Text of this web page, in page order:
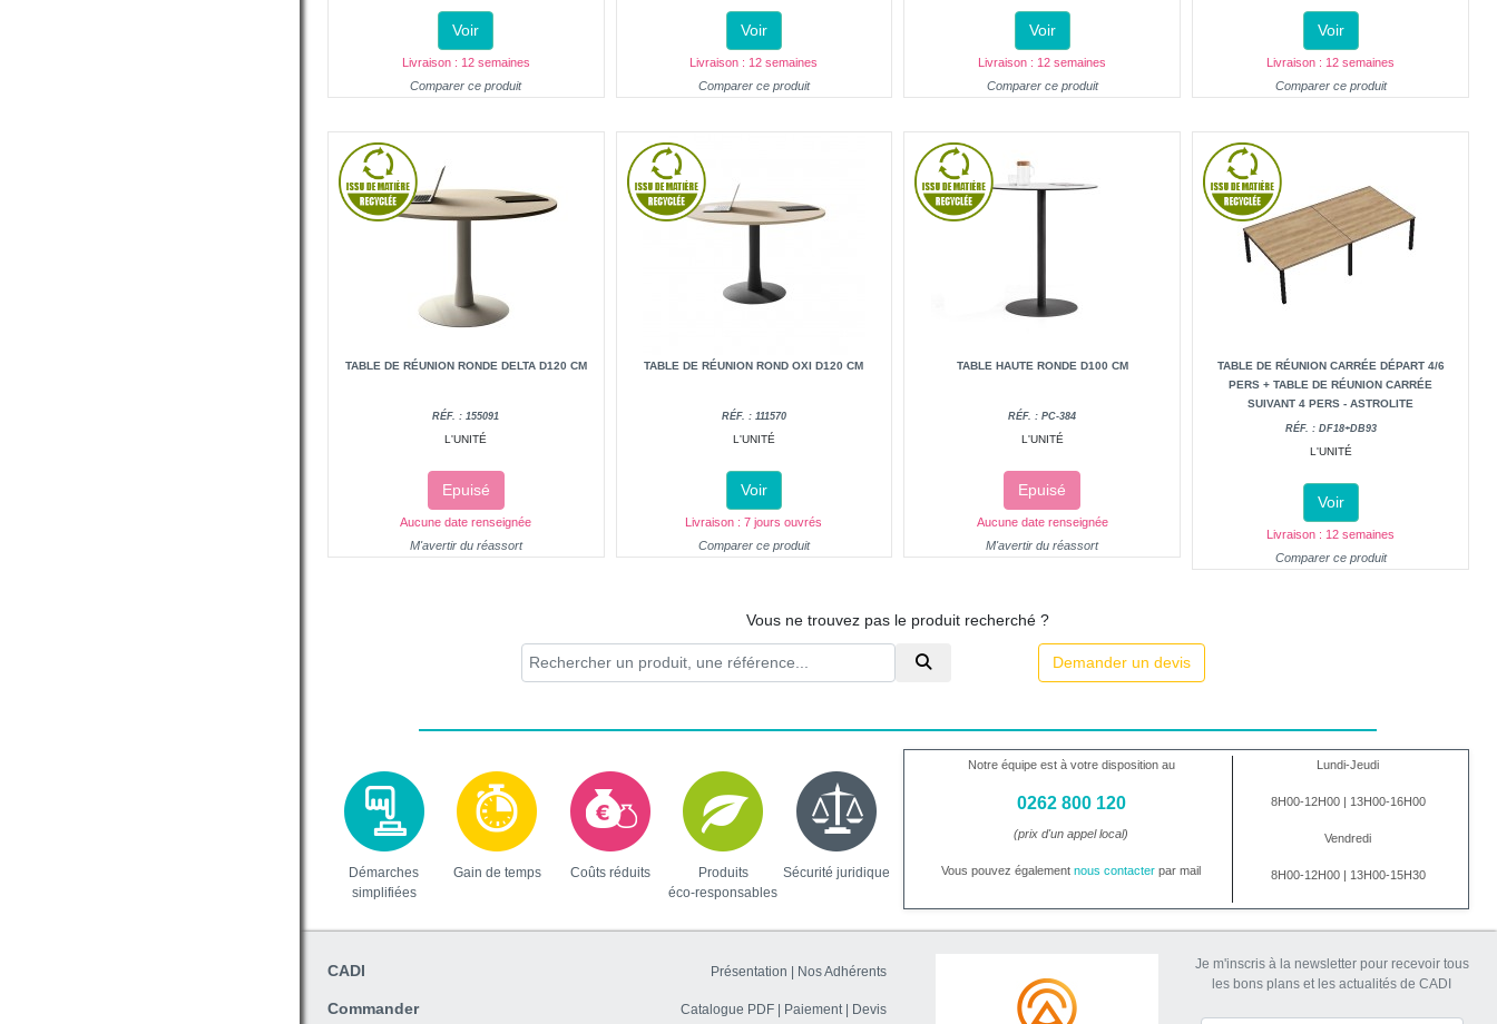
Voir
Livraison : 12 semaines
Comparer ce produit
Voir
Livraison : 12 semaines
Comparer ce produit
Voir
Livraison : 12 semaines
Comparer ce produit
Voir
Livraison : 12 semaines
Comparer ce produit
TABLE DE RÉUNION RONDE DELTA D120 CM
RÉF. : 155091
L'UNITÉ
Epuisé
Aucune date renseignée
M'avertir du réassort
TABLE DE RÉUNION ROND OXI D120 CM
RÉF. : 111570
L'UNITÉ
Voir
Livraison : 7 jours ouvrés
Comparer ce produit
TABLE HAUTE RONDE D100 CM
RÉF. : PC-384
L'UNITÉ
Epuisé
Aucune date renseignée
M'avertir du réassort
TABLE DE RÉUNION CARRÉE DÉPART 4/6
PERS + TABLE DE RÉUNION CARRÉE
SUIVANT 4 PERS - ASTROLITE
RÉF. : DF18+DB93
L'UNITÉ
Voir
Livraison : 12 semaines
Comparer ce produit
Vous ne trouvez pas le produit recherché ?
Demander un devis
Démarches
simplifiées
Gain de temps Coûts réduits
Produits
éco-responsables
Sécurité juridique
Notre équipe est à votre disposition au
0262 800 120
(prix d'un appel local)
Vous pouvez égalementnous contacter par mail
Lundi-Jeudi
8H00-12H00 | 13H00-16H00
Vendredi
8H00-12H00 | 13H00-15H30
CADI Présentation Nos Adhérents
Commander Catalogue PDF Paiement Devis
Je m'inscris à la newsletter pour recevoir tous
les bons plans et les actualités de CADI